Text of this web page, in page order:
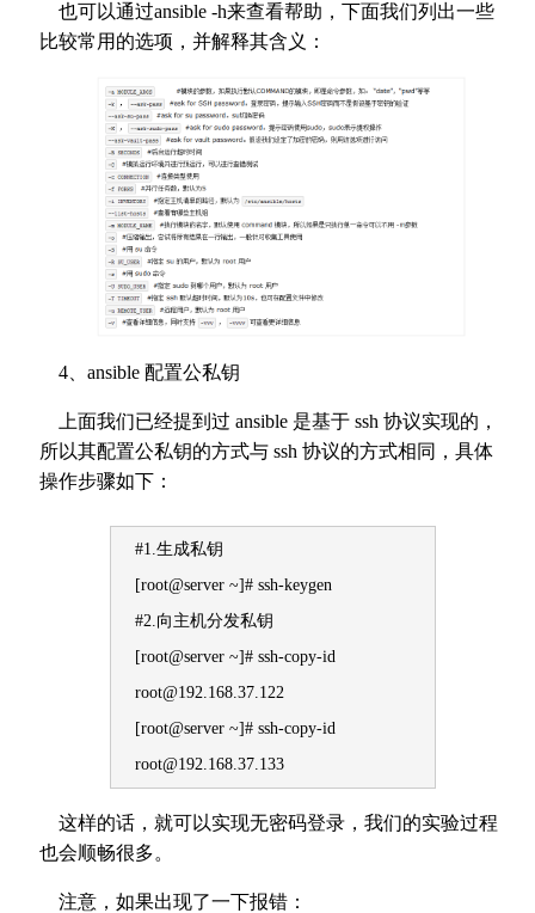
也可以通过ansible -h来查看帮助，下面我们列出一些
比较常用的选项，并解释其含义：
4、ansible 配置公私钥
上面我们已经提到过 ansible 是基于 ssh 协议实现的，
所以其配置公私钥的方式与 ssh 协议的方式相同，具体
操作步骤如下：
#1.生成私钥
[root@server ~]# ssh-keygen
#2.向主机分发私钥
[root@server ~]# ssh-copy-id
root@192.168.37.122
[root@server ~]# ssh-copy-id
root@192.168.37.133
这样的话，就可以实现无密码登录，我们的实验过程
也会顺畅很多。
注意，如果出现了一下报错：